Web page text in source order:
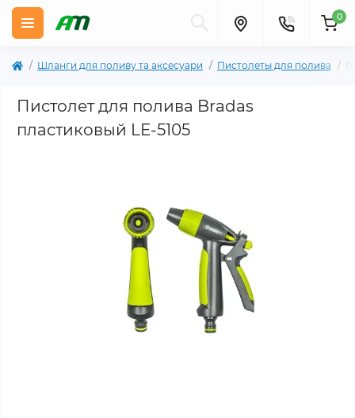
0
Шланги для поливу та аксесуари Пистолеты для полива
Пистолет для полива Bradas
пластиковый LE-5105